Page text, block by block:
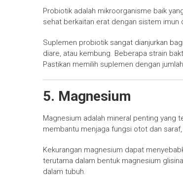
Probiotik adalah mikroorganisme baik
sehat berkaitan erat dengan sistem imun
Suplemen probiotik sangat dianjurkan
diare, atau kembung. Beberapa strain
Pastikan memilih suplemen dengan
5. Magnesium
Magnesium adalah mineral penting yang
membantu menjaga fungsi otot dan
Kekurangan magnesium dapat
terutama dalam bentuk magnesium
dalam tubuh.